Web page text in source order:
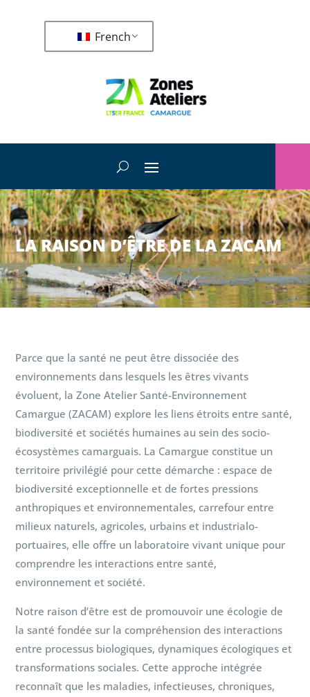
French
LA RAISON D’ÊTRE DE LA ZACAM
Parce que la santé ne peut être dissociée des
environnements dans lesquels les êtres vivants
évoluent, la Zone Atelier Santé-Environnement
Camargue (ZACAM) explore les liens étroits entre santé,
biodiversité et sociétés humaines au sein des socio-
écosystèmes camarguais. La Camargue constitue un
territoire privilégié pour cette démarche : espace de
biodiversité exceptionnelle et de fortes pressions
anthropiques et environnementales, carrefour entre
milieux naturels, agricoles, urbains et industrialo-
portuaires, elle offre un laboratoire vivant unique pour
comprendre les interactions entre santé,
environnement et société.
Notre raison d’être est de promouvoir une écologie de
la santé fondée sur la compréhension des interactions
entre processus biologiques, dynamiques écologiques et
transformations sociales. Cette approche intégrée
reconnaît que les maladies, infectieuses, chroniques,